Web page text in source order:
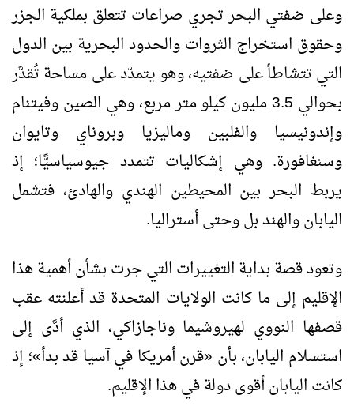
وعلى ضفتي البحر تجري صراعات تتعلق بملكية الجزر
وحقوق استخراج الثروات والحدود البحرية بين الدول
التي تتشاطأ على ضفتيه، وهو يتمدّد على مساحة تُقدَّر
بحوالي 3.5 مليون كيلو متر مربع، وهي الصين وفيتنام
وإندونيسيا والفلبين وماليزيا وبروناي وتايوان
وسنغافورة. وهي إشكاليات تتمدد جيوسياسيًّا؛ إذ
يربط البحر بين المحيطين الهندي والهادئ، فتشمل
اليابان والهند بل وحتى أستراليا.
وتعود قصة بداية التغييرات التي جرت بشأن أهمية هذا
الإقليم إلى ما كانت الولايات المتحدة قد أعلنته عقب
قصفها النووي لهيروشيما وناجازاكي، الذي أدَّى إلى
استسلام اليابان، بأن «قرن أمريكا في آسيا قد بدأ»؛ إذ
كانت اليابان أقوى دولة في هذا الإقليم.